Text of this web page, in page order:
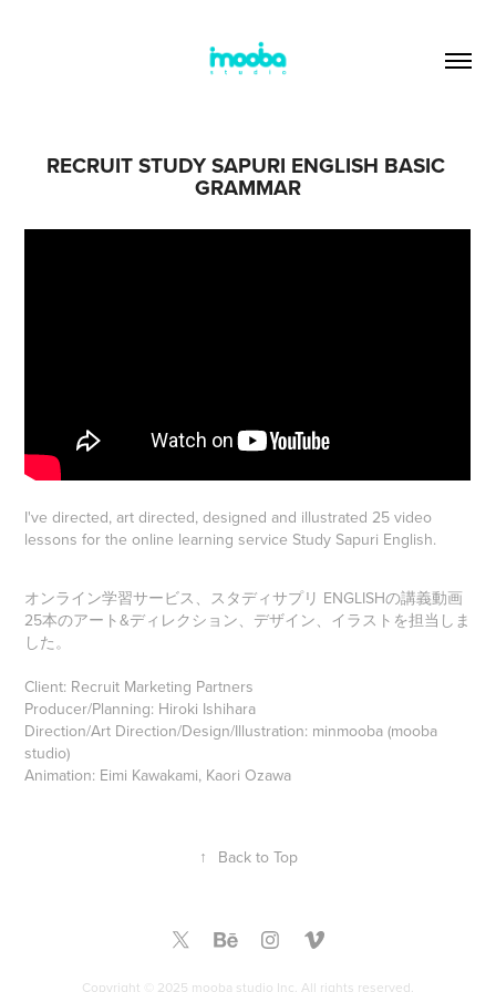
RECRUIT STUDY SAPURI ENGLISH BASIC
GRAMMAR
I've directed, art directed, designed and illustrated 25 video
lessons for the online learning service Study Sapuri English.
オンライン学習サービス、スタディサプリ ENGLISHの講義動画
25本のアート&ディレクション、デザイン、イラストを担当しま
した。
Client: Recruit Marketing Partners
Producer/Planning: Hiroki Ishihara
Direction/Art Direction/Design/Illustration: minmooba (mooba
studio)
Animation: Eimi Kawakami, Kaori Ozawa
↑ Back to Top
Copyright © 2025 mooba studio Inc. All rights reserved.